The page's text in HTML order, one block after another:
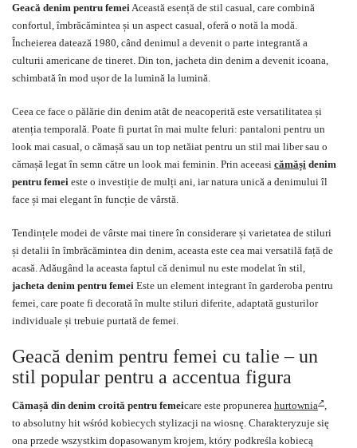
Geacă denim pentru femeiAceastă esență de stil casual, care combină
confortul, îmbrăcămintea și un aspect casual, oferă o notă la modă.
Încheierea datează 1980, când denimul a devenit o parte integrantă a
culturii americane de tineret. Din ton, jacheta din denim a devenit icoana,
schimbată în mod ușor de la lumină la lumină.
Ceea ce face o pălărie din denim atât de neacoperită este versatilitatea și
atenția temporală. Poate fi purtat în mai multe feluri: pantaloni pentru un
look mai casual, o cămașă sau un top netăiat pentru un stil mai liber sau o
cămașă legat în semn către un look mai feminin. Prin aceeasi cămăși denim
pentru femei este o investiție de mulți ani, iar natura unică a denimului îl
face și mai elegant în funcție de vârstă.
Tendințele modei de vârste mai tinere în considerare și varietatea de stiluri
și detalii în îmbrăcămintea din denim, aceasta este cea mai versatilă față de
acasă. Adăugând la aceasta faptul că denimul nu este modelat în stil,
jacheta denim pentru femei Este un element integrant în garderoba pentru
femei, care poate fi decorată în multe stiluri diferite, adaptată gusturilor
individuale și trebuie purtată de femei.
Geacă denim pentru femei cu talie – un
stil popular pentru a accentua figura
Cămașă din denim croită pentru femeicare este propunerea hurtownia ,
to absolutny hit wśród kobiecych stylizacji na wiosnę. Charakteryzuje się
ona przede wszystkim dopasowanym krojem, który podkreśla kobiecą